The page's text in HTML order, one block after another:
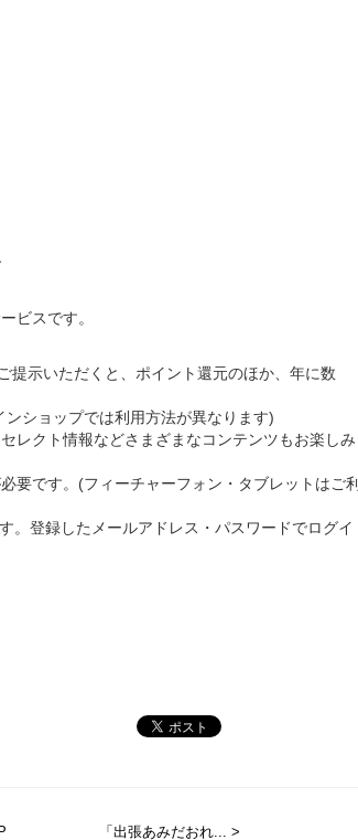
ビスです。
提示いただくと、ポイント還元のほか、年に数
ショップでは利用方法が異なります)
レクト情報などさまざまなコンテンツもお楽しみ
要です。(フィーチャーフォン・タブレットはご利
。登録したメールアドレス・パスワードでログイ
「出張あみだおれ... >